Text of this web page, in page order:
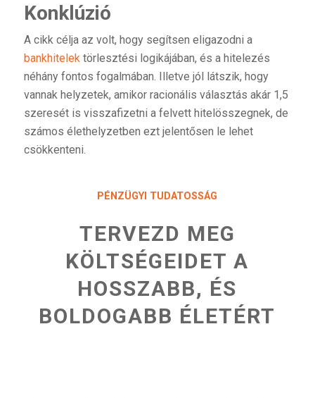
Konklúzió
A cikk célja az volt, hogy segítsen eligazodni a
bankhitelek törlesztési logikájában, és a hitelezés
néhány fontos fogalmában. Illetve jól látszik, hogy
vannak helyzetek, amikor racionális választás akár 1,5
szeresét is visszafizetni a felvett hitelösszegnek, de
számos élethelyzetben ezt jelentősen le lehet
csökkenteni.
PÉNZÜGYI TUDATOSSÁG
TERVEZD MEG
KÖLTSÉGEIDET A
HOSSZABB, ÉS
BOLDOGABB ÉLETÉRT